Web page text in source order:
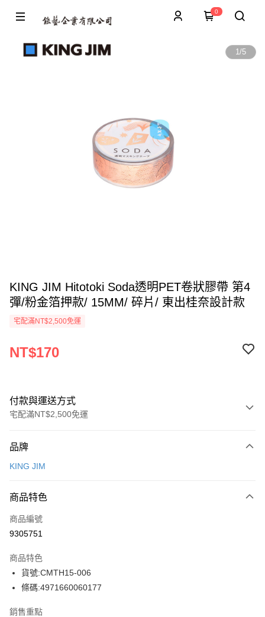
0
1/5
KING JIM Hitotoki Soda透明PET卷狀膠帶 第4
彈/粉金箔押款/ 15MM/ 碎片/ 東出桂奈設計款
宅配滿NT$2,500免運
NT$170
付款與運送方式
宅配滿NT$2,500免運
信用卡一次付款
下單前請先詢問庫存
每筆NT$130，滿NT$2,500(含以上)免運費
品牌
KING JIM
商品特色
商品編號
9305751
商品特色
貨號:CMTH15-006
條碼:4971660060177
銷售重點